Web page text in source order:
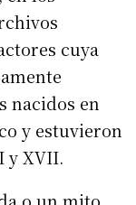
cuya
nacidos en
y estuvieron
y XVII.
o un mito